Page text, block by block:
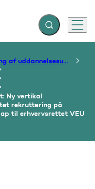
Fold søgefelt ud
Menu
Styring af uddannelsesudbud
Ny vertikal
rekruttering på
til erhvervsrettet VEU